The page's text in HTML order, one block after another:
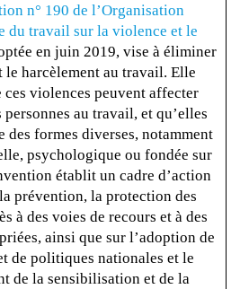
n° 190 de l’Organisation
du travail sur la violence et le
en juin 2019, vise à éliminer
le harcèlement au travail. Elle
ces violences peuvent affecter
personnes au travail, et qu’elles
des formes diverses, notamment
psychologique ou fondée sur
établit un cadre d’action
prévention, la protection des
à des voies de recours et à des
ainsi que sur l’adoption de
de politiques nationales et le
de la sensibilisation et de la